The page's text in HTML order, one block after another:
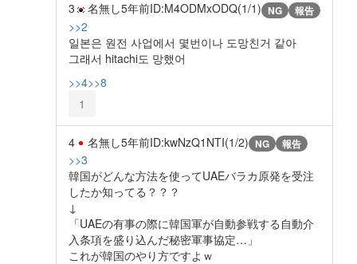
3 名無し5年前ID:M4ODMxODQ(1/1) NG 報告
>>2
일본은 원전 사업에서 몇번이나 도망친거 같아
그래서 hitachi도 망했어
>>4>>8
1
4 名無し5年前ID:kwNzQ1NTI(1/2) NG 報告
>>3
韓国がどんな方法を使ってUAEバラカ原発を受注
したか知ってる？？？
↓
「UAEの有事の際に韓国軍が自動参戦する自動介
入条項を盛り込んだ秘密軍事協定…」
これが韓国のやり方ですよｗ